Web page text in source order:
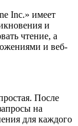
Inc.» имеет
и
чтение, а
и веб-
После
на
для каждого